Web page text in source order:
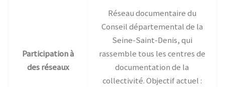
Participation à
des réseaux
Réseau documentaire du
Conseil départemental de la
Seine-Saint-Denis, qui
rassemble tous les centres de
documentation de la
collectivité. Objectif actuel :